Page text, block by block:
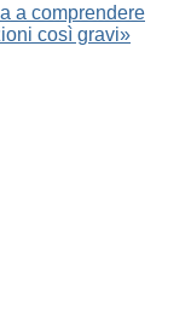
a comprendere
così gravi»